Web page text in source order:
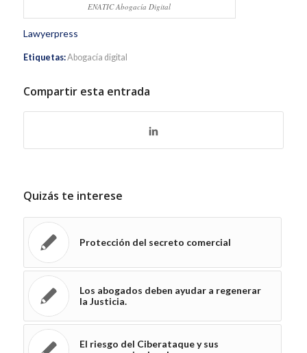
ENATIC Abogacía Digital
Lawyerpress
Etiquetas:Abogacía digital
Compartir esta entrada
Quizás te interese
Protección del secreto comercial
Los abogados deben ayudar a regenerar
la Justicia.
El riesgo del Ciberataque y sus